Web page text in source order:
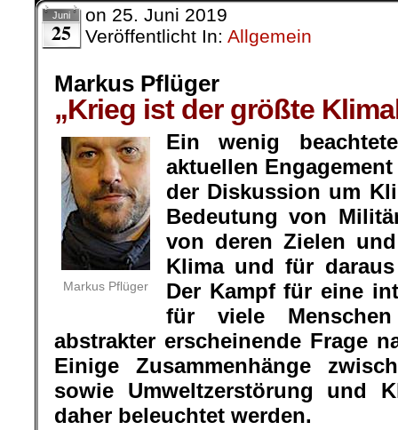
Juni
25
on 25. Juni 2019
Veröffentlicht In: Allgemein
Markus Pflüger
„Krieg ist der größte
Markus Pflüger
Ein wenig
aktuellen
der Diskussion um
Bedeutung von
von deren Zielen
Klima und für
Der Kampf für eine
für viele
abstrakter erscheinende Frage
Einige Zusammenhänge
sowie Umweltzerstörung und
daher beleuchtet werden.